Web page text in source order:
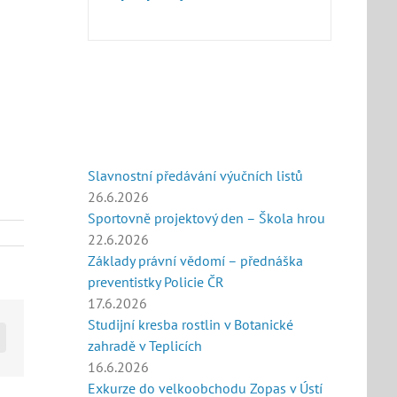
Slavnostní předávání výučních listů
26.6.2026
Sportovně projektový den – Škola hrou
22.6.2026
Základy právní vědomí – přednáška
preventistky Policie ČR
17.6.2026
Studijní kresba rostlin v Botanické
zahradě v Teplicích
16.6.2026
Exkurze do velkoobchodu Zopas v Ústí